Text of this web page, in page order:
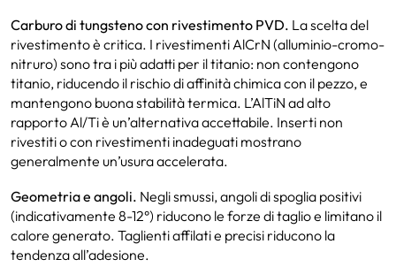
Carburo di tungsteno con rivestimento PVD. La scelta del
rivestimento è critica. I rivestimenti AlCrN (alluminio-cromo-
nitruro) sono tra i più adatti per il titanio: non contengono
titanio, riducendo il rischio di affinità chimica con il pezzo, e
mantengono buona stabilità termica. L’AlTiN ad alto
rapporto Al/Ti è un’alternativa accettabile. Inserti non
rivestiti o con rivestimenti inadeguati mostrano
generalmente un’usura accelerata.
Geometria e angoli. Negli smussi, angoli di spoglia positivi
(indicativamente 8-12°) riducono le forze di taglio e limitano il
calore generato. Taglienti affilati e precisi riducono la
tendenza all’adesione.